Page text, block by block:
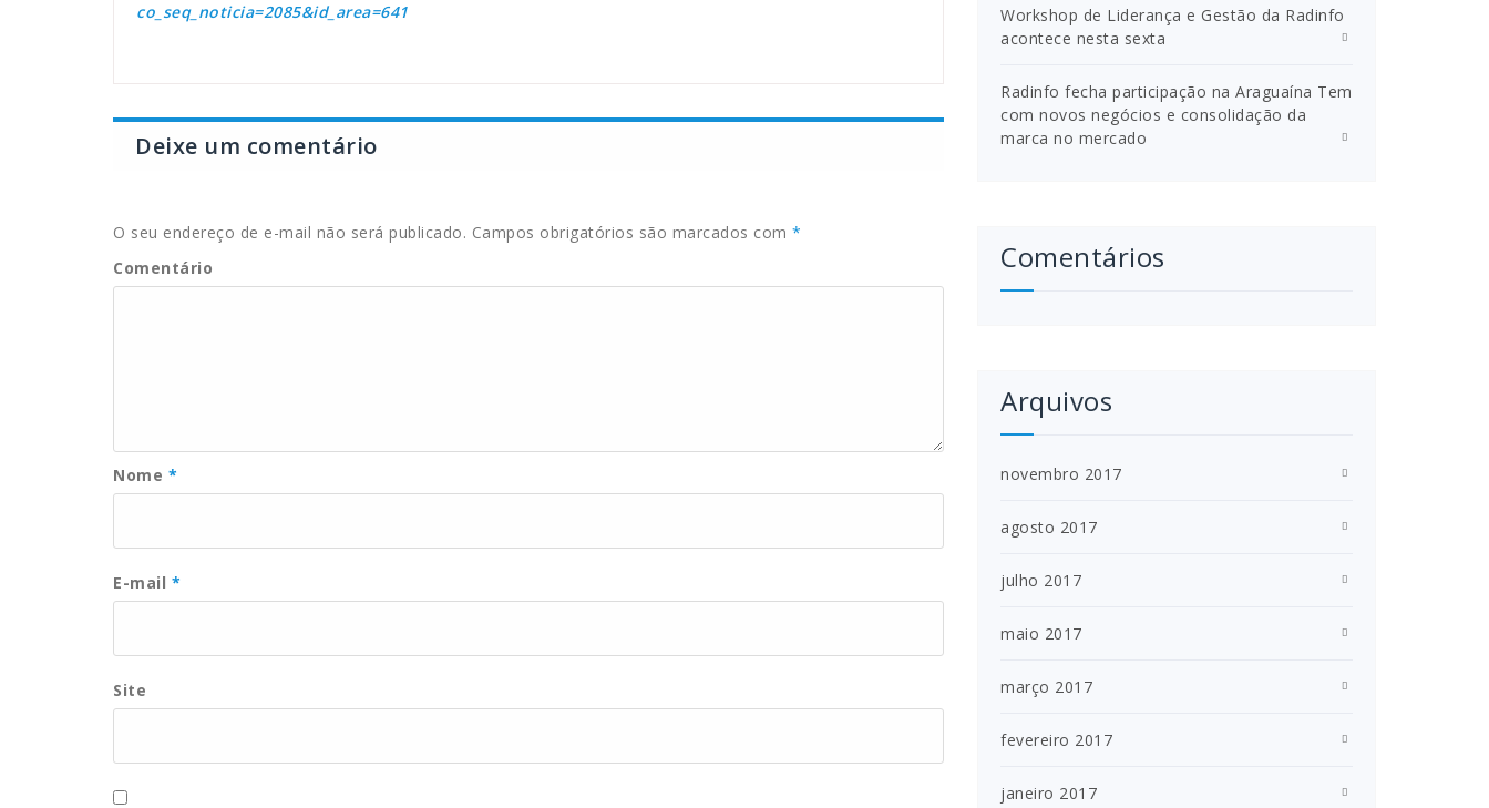
co_seq_noticia=2085&id_area=641
Deixe um comentário
O seu endereço de e-mail não será publicado. Campos obrigatórios são marcados com *
Comentário
Nome *
E-mail *
Site
Workshop de Liderança e Gestão da Radinfo
acontece nesta sexta
Radinfo fecha participação na Araguaína Tem
com novos negócios e consolidação da
marca no mercado
Comentários
Arquivos
novembro 2017
agosto 2017
julho 2017
maio 2017
março 2017
fevereiro 2017
janeiro 2017